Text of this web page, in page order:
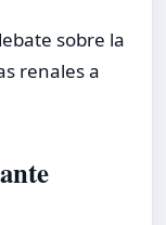
sobre la
renales a